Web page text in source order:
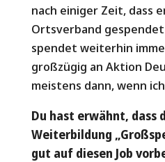
nach einiger Zeit, dass
Ortsverband
spendet weiterhin
großzügig an Aktion
meistens dann, wenn
Du hast erwähnt, dass
Weiterbildung
gut auf diesen Job